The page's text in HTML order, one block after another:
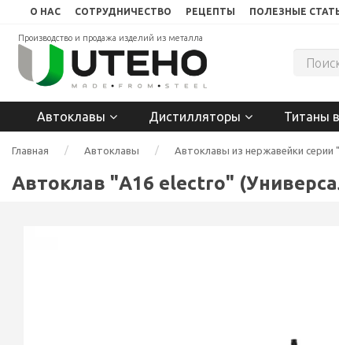
О НАС СОТРУДНИЧЕСТВО РЕЦЕПТЫ ПОЛЕЗНЫЕ
Производство и продажа изделий из металла
Автоклавы Дистилляторы Титаны
Главная Автоклавы Автоклавы из нержавейки серии
Автоклав "А16 electro"